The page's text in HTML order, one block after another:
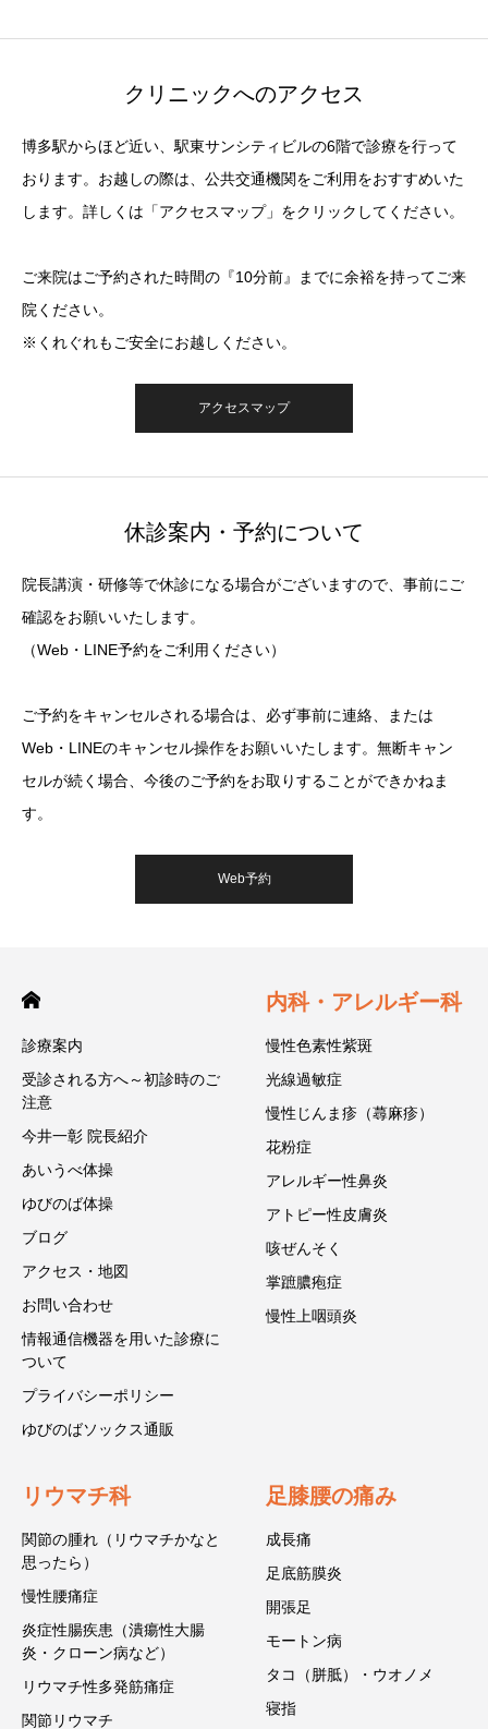
クリニックへのアクセス
博多駅からほど近い、駅東サンシティビルの6階で診療を行って
おります。お越しの際は、公共交通機関をご利用をおすすめいた
します。詳しくは「アクセスマップ」をクリックしてください。
ご来院はご予約された時間の『10分前』までに余裕を持ってご来
院ください。
※くれぐれもご安全にお越しください。
アクセスマップ
休診案内・予約について
院長講演・研修等で休診になる場合がございますので、事前にご
確認をお願いいたします。
（Web・LINE予約をご利用ください）
ご予約をキャンセルされる場合は、必ず事前に連絡、または
Web・LINEのキャンセル操作をお願いいたします。無断キャン
セルが続く場合、今後のご予約をお取りすることができかねま
す。
Web予約
診療案内
受診される方へ～初診時のご
注意
今井一彰 院長紹介
あいうべ体操
ゆびのば体操
ブログ
アクセス・地図
お問い合わせ
情報通信機器を用いた診療に
ついて
プライバシーポリシー
ゆびのばソックス通販
内科・アレルギー科
慢性色素性紫斑
光線過敏症
慢性じんま疹（蕁麻疹）
花粉症
アレルギー性鼻炎
アトピー性皮膚炎
咳ぜんそく
掌蹠膿疱症
慢性上咽頭炎
リウマチ科
関節の腫れ（リウマチかなと
思ったら）
慢性腰痛症
炎症性腸疾患（潰瘍性大腸
炎・クローン病など）
リウマチ性多発筋痛症
関節リウマチ
足膝腰の痛み
成長痛
足底筋膜炎
開張足
モートン病
タコ（胼胝）・ウオノメ
寝指